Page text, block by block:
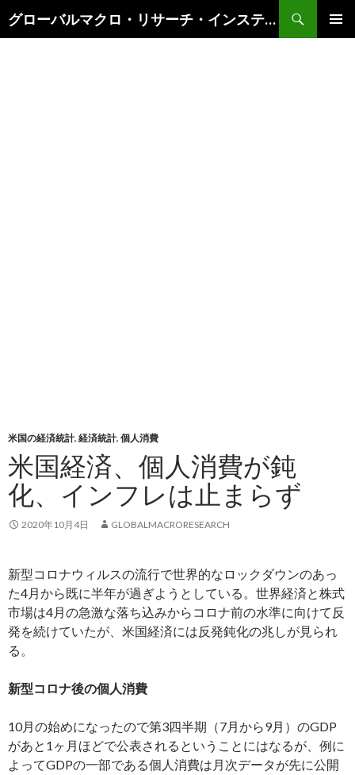
グローバルマクロ・リサーチ・インスティテュート
索
米国の経済統計, 経済統計, 個人消費
米国経済、個人消費が鈍
化、インフレは止まらず
2020年10月4日 GLOBALMACRORESEARCH
新型コロナウィルスの流行で世界的なロックダウンのあっ
た4月から既に半年が過ぎようとしている。世界経済と株式
市場は4月の急激な落ち込みからコロナ前の水準に向けて反
発を続けていたが、米国経済には反発鈍化の兆しが見られ
る。
新型コロナ後の個人消費
10月の始めになったので第3四半期（7月から9月）のGDP
があと1ヶ月ほどで公表されるということにはなるが、例に
よってGDPの一部である個人消費は月次データが先に公開